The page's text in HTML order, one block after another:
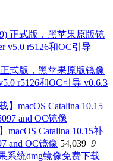
正式版，黑苹果原版镜像
r5126和OC引导 v0.6.3
macOS Catalina 10.15补
and OC镜像 54,039 9